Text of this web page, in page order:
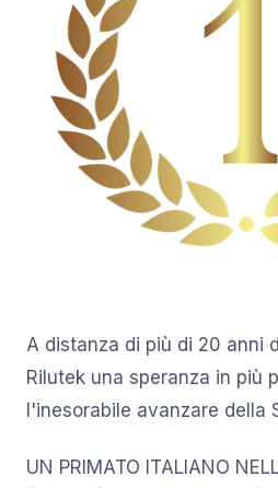
A distanza di più di 20 anni
Rilutek una speranza in più
l'inesorabile avanzare della
UN PRIMATO ITALIANO